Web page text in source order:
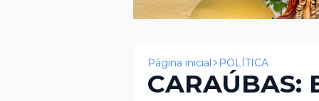
Página inicial POLÍTICA